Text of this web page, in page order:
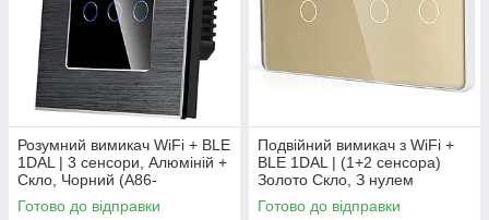
Розумний вимикач WiFi + BLE
1DAL | 3 сенсори, Алюміній +
Скло, Чорний (A86-
GSW3G.WF.BL)
Готово до відправки
Подвійний вимикач з WiFi +
BLE 1DAL | (1+2 сенсора)
Золото Скло, З нулем
(G157D-SW1G2G.WF.GD)
Готово до відправки